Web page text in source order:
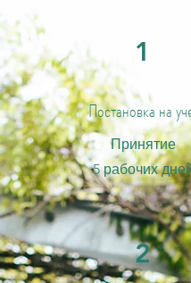
1
Постановка на
Принятие
5 рабочих
2